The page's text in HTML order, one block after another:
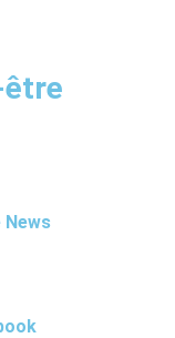
être
News